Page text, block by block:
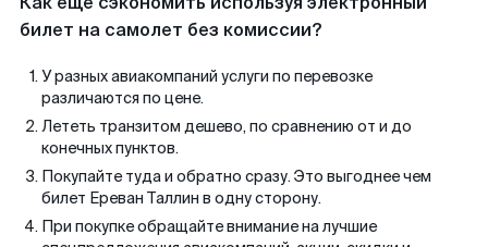
билет на самолет без комиссии?
У разных авиакомпаний услуги по перевозке
различаются по цене.
Лететь транзитом дешево, по сравнению от и до
конечных пунктов.
Покупайте туда и обратно сразу. Это выгоднее чем
билет Ереван Таллин в одну сторону.
При покупке обращайте внимание на лучшие